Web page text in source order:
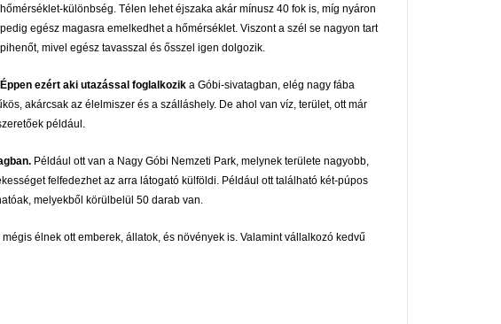
hőmérséklet-különbség. Télen lehet éjszaka akár mínusz 40 fok is, míg nyáron
pedig egész magasra emelkedhet a hőmérséklet. Viszont a szél se nagyon tart
pihenőt, mivel egész tavasszal és ősszel igen dolgozik.
Éppen ezért aki utazással foglalkozik a Góbi-sivatagban, elég nagy fába
akárcsak az élelmiszer és a szálláshely. De ahol van víz, terület, ott már
például.
Például ott van a Nagy Góbi Nemzeti Park, melynek területe nagyobb,
felfedezhet az arra látogató külföldi. Például ott található két-púpos
melyekből körülbelül 50 darab van.
mégis élnek ott emberek, állatok, és növények is. Valamint vállalkozó kedvű